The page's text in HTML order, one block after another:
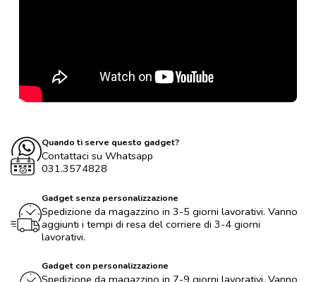
Quando ti serve questo gadget?
Contattaci su Whatsapp
031.3574828
Gadget senza personalizzazione
Spedizione da magazzino in 3-5 giorni lavorativi. Vanno
aggiunti i tempi di resa del corriere di 3-4 giorni
lavorativi.
Gadget con personalizzazione